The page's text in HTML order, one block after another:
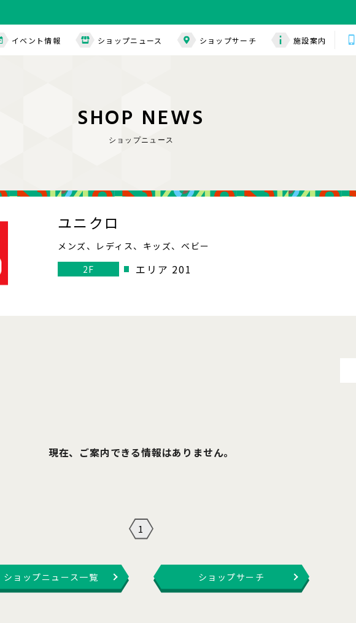
イベント情報 ショップニュース ショップサーチ 施設案内
SHOP NEWS
ショップニュース
ユニクロ
メンズ、レディス、キッズ、ベビー
2F
エリア 201
現在、ご案内できる情報はありません。
1
ショップニュース一覧 ショップサーチ